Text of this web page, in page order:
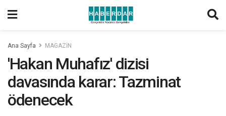
Ana Sayfa MAGAZİN
'Hakan Muhafız' dizisi
davasında karar: Tazminat
ödenecek